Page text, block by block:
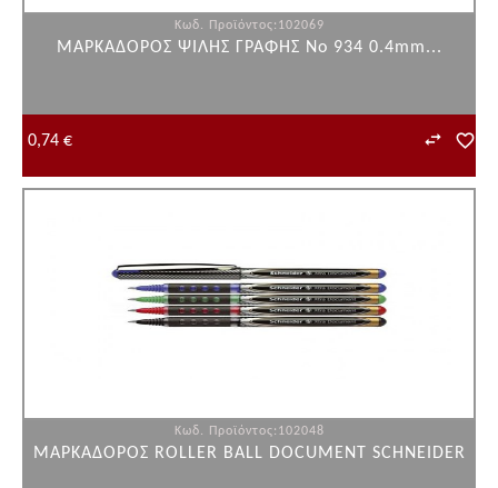
Κωδ. Προϊόντος:102069
ΜΑΡΚΑΔΟΡΟΣ ΨΙΛΗΣ ΓΡΑΦΗΣ Νο 934 0.4mm...
0,74 €
Κωδ. Προϊόντος:102048
ΜΑΡΚΑΔΟΡΟΣ ROLLER BALL DOCUMENT SCHNEIDER